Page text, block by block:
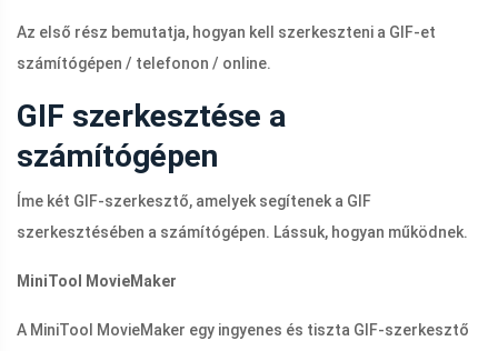
Az első rész bemutatja, hogyan kell szerkeszteni a GIF-et
számítógépen / telefonon / online.
GIF szerkesztése a
számítógépen
Íme két GIF-szerkesztő, amelyek segítenek a GIF
szerkesztésében a számítógépen. Lássuk, hogyan működnek.
MiniTool MovieMaker
A MiniTool MovieMaker egy ingyenes és tiszta GIF-szerkesztő